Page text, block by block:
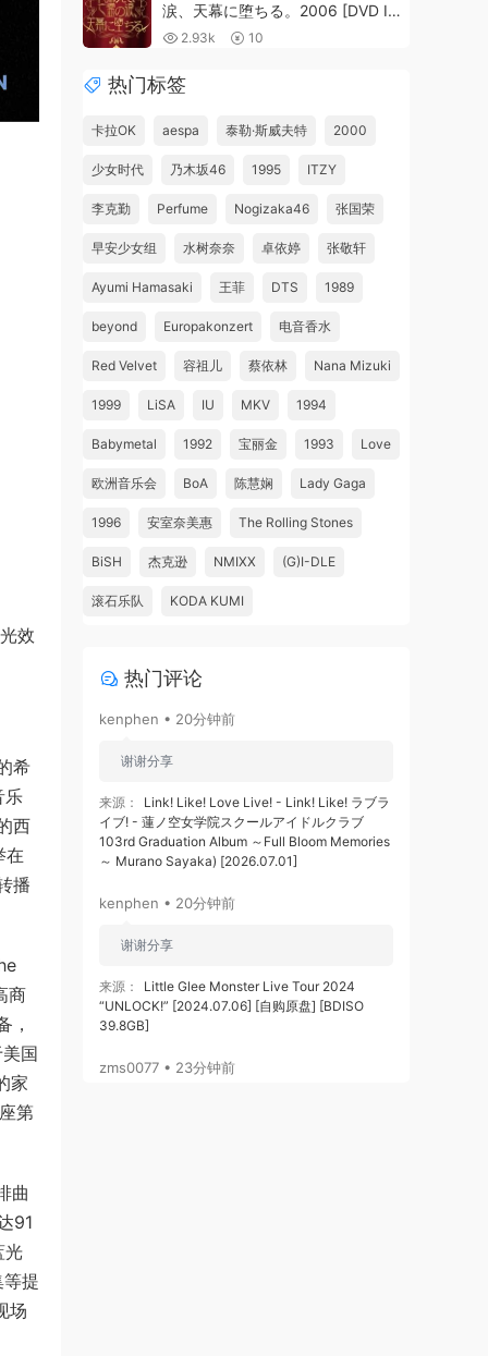
效
希
乐
西
在
播
商
，
国
家
第
曲
91
光
提
场
涙、天幕に堕ちる。2006 [DVD ISO
7.85GB]
2.93k 10
热门标签
卡拉OK aespa 泰勒·斯威夫特 2000
少女时代 乃木坂46 1995 ITZY
李克勤 Perfume Nogizaka46 张国荣
早安少女组 水树奈奈 卓依婷 张敬轩
Ayumi Hamasaki 王菲 DTS 1989
beyond Europakonzert 电音香水
Red Velvet 容祖儿 蔡依林 Nana Mizuki
1999 LiSA IU MKV 1994
Babymetal 1992 宝丽金 1993 Love
欧洲音乐会 BoA 陈慧娴 Lady Gaga
1996 安室奈美惠 The Rolling Stones
BiSH 杰克逊 NMIXX (G)I-DLE
滚石乐队 KODA KUMI
热门评论
kenphen • 20分钟前
谢谢分享
来源：
Link! Like! Love Live! - Link! Like! ラブラ
イブ! - 蓮ノ空女学院スクールアイドルクラブ
103rd Graduation Album ～Full Bloom Memories
～ Murano Sayaka) [2026.07.01]
kenphen • 20分钟前
谢谢分享
来源：
Little Glee Monster Live Tour 2024
“UNLOCK!” [2024.07.06] [自购原盘] [BDISO
39.8GB]
zms0077 • 23分钟前